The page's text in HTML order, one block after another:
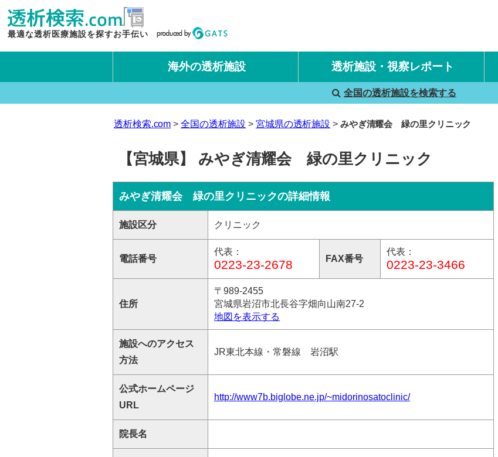
最適な透析医療施設を探すお手伝い
海外の透析施設 透析施設・視察レポート
国内旅行透析レポート
海外旅行透析レポート
全国の透析施設を検索する
透析検索.com 全国の透析施設 宮城県の透析施設 みやぎ清耀会 緑の里クリニック
【宮城県】 みやぎ清耀会 緑の里クリニック
みやぎ清耀会 緑の里クリニックの詳細情報
施設区分 クリニック
電話番号
代表：
0223-23-2678 FAX番号
代表：
0223-23-3466
住所
〒989-2455
宮城県岩沼市北長谷字畑向山南27-2
地図を表示する
施設へのアクセス
方法
JR東北本線・常磐線 岩沼駅
公式ホームページ
URL
http://www7b.biglobe.ne.jp/~midorinosatoclinic/
院長名